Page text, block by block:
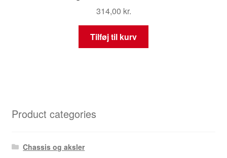
314,00 kr.
Tilføj til kurv
Product categories
Chassis og aksler